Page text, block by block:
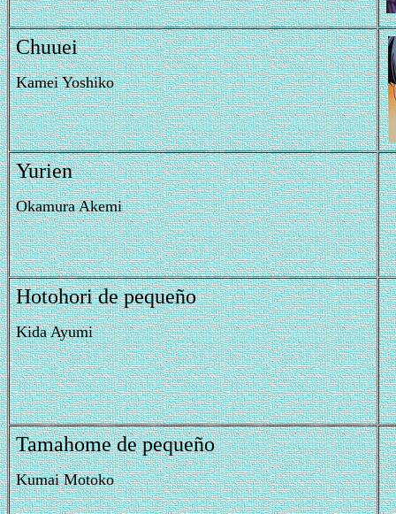
Chuuei
Kamei Yoshiko
Yurien
Okamura Akemi
Hotohori de pequeño
Kida Ayumi
Tamahome de pequeño
Kumai Motoko